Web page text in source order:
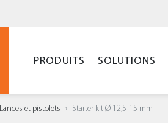
PRODUITS SOLUTIONS
Lances et pistolets Starter kit Ø 12,5-15 mm